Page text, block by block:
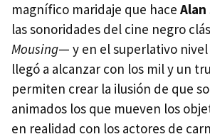
magnífico maridaje que hace
las sonoridades del cine negro
Mousing— y en el superlativo
llegó a alcanzar con los mil y un
permiten crear la ilusión de que
animados los que mueven los
en realidad con los actores de